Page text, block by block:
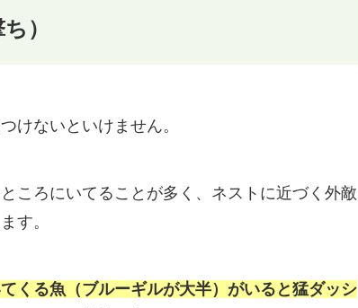
）
けないといけません。
ころにいてることが多く、ネストに近づく外敵
す。
くる魚（ブルーギルが大半）がいると猛ダッシ